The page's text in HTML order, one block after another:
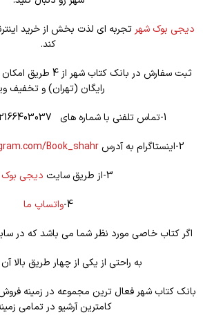
دیجی بوک شهر تجربه ای لذت بخش از خرید
کند.
ثبت سفارش در بانک
رایگان (تهران) و تخفیف
1-تماس تلفنی با شماره های 02166403037///02166403046
2-اینستاگرام به آدرس
Book_shahr/
3-از طریق سایت
دیجی بوک
4- واتساپ ما
اگر کتاب خاصی مورد نظر شما می باشد که در
به راحتی از یکی از چهار طریق بالا
بانک کتاب شهر فعال ترین مجموعه در زمینه فروش
کامترین آرشیو در تمامی